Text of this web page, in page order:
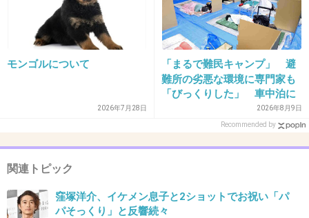
そもそもパパはイケメンなのか？
4件の返信
+184 -65
>>18
顔はのんちゃん似かなぁ
+189 -8
モンゴルについて
2026年7月28日
「まるで難民キャンプ」 避
難所の劣悪な環境に専門家も
「びっくりした」 車中泊に
もリスクが 「熱したフライ
パンに飛び込むようなもの」
2026年8月9日
Recommended by
関連トピック
窪塚洋介、イケメン息子と2ショットでお祝い「パ
パそっくり」と反響続々